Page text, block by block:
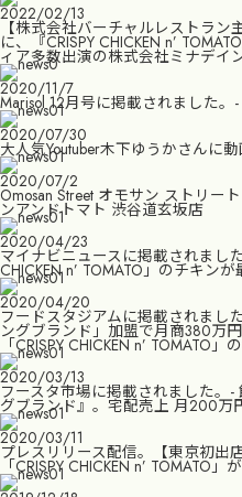
2022/02/13
【株式会社バーチャルレストラ
に、『CRISPY CHICKEN n’
ィア多数出演の株式会社ミナデイ
2020/11/7
Marisol 12月号に掲載されました
2020/07/30
大人気Youtuber木下ゆうかさんに
2020/07/2
Omosan Street オモサン ストリー
ンアンドトマト 渋谷道玄坂店
2020/04/23
マイナビニュースに掲載されまし
CHICKEN n’ TOMATO」のチキン
2020/04/20
フードスタジアムに掲載されまし
ングブランド」加盟で月商380万
「CRISPY CHICKEN n’ TOMATO
2020/03/13
フースタ市場に掲載されました。
グブランド』。宅配売上 月200万
2020/03/11
プレスリリース配信。【東京初出
「CRISPY CHICKEN n’ TOMATO